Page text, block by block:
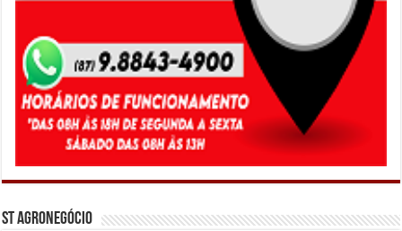
ST Agronegócio